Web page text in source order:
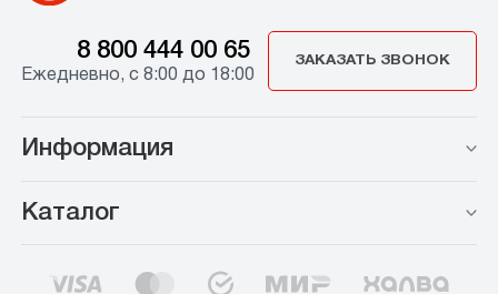
8 800 444 00 65
Ежедневно, с 8:00 до 18:00
ЗАКАЗАТЬ ЗВОНОК
Информация
Каталог